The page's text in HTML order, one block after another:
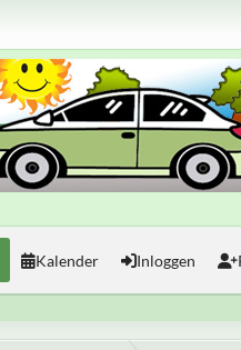
Kalender Inloggen